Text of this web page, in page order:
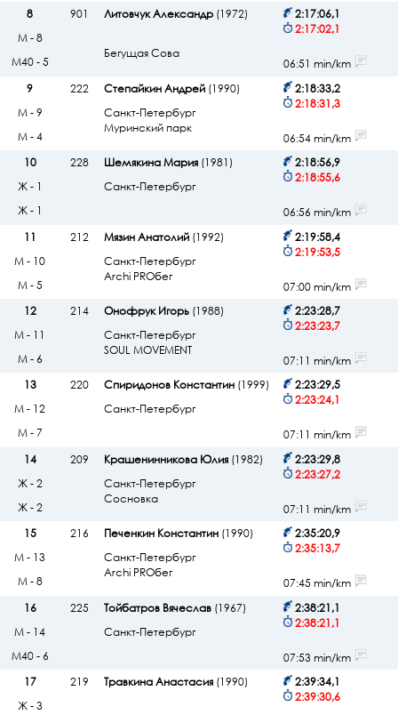
8
901 Литовчук Александр(1972)
Бегущая Сова
2:17:06,1
2:17:02,1
М - 8
М40 - 5
06:51 min/km
9
222 Степайкин Андрей(1990)
Санкт-Петербург
Муринский парк
2:18:33,2
2:18:31,3
М - 9
М - 4
06:54 min/km
10
228 Шемякина Мария(1981)
Санкт-Петербург
2:18:56,9
2:18:55,6
Ж - 1
Ж - 1
06:56 min/km
11
212 Мязин Анатолий(1992)
Санкт-Петербург
Archi PROбег
2:19:58,4
2:19:53,5
М - 10
М - 5
07:00 min/km
12
214 Онофрук Игорь(1988)
Санкт-Петербург
SOUL MOVEMENT
2:23:28,7
2:23:23,7
М - 11
М - 6
07:11 min/km
13
220 Спиридонов Константин(1999)
Санкт-Петербург
2:23:29,5
2:23:24,1
М - 12
М - 7
07:11 min/km
14
209 Крашенинникова Юлия(1982)
Санкт-Петербург
Сосновка
2:23:29,8
2:23:27,2
Ж - 2
Ж - 2
07:11 min/km
15
216 Печенкин Константин(1990)
Санкт-Петербург
Archi PROбег
2:35:20,9
2:35:13,7
М - 13
М - 8
07:45 min/km
16
225 Тойбатров Вячеслав(1967)
Санкт-Петербург
2:38:21,1
2:38:21,1
М - 14
М40 - 6
07:53 min/km
17
219 Травкина Анастасия(1990)
2:39:34,1
2:39:30,6
Ж - 3